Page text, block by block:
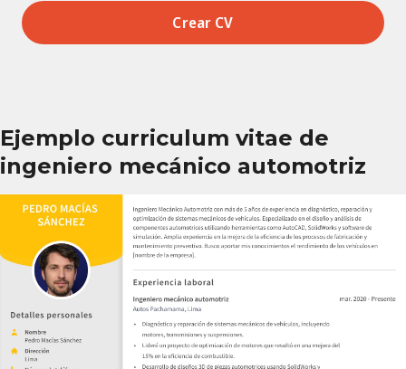
Crear CV
Ejemplo curriculum vitae de
ingeniero mecánico automotriz